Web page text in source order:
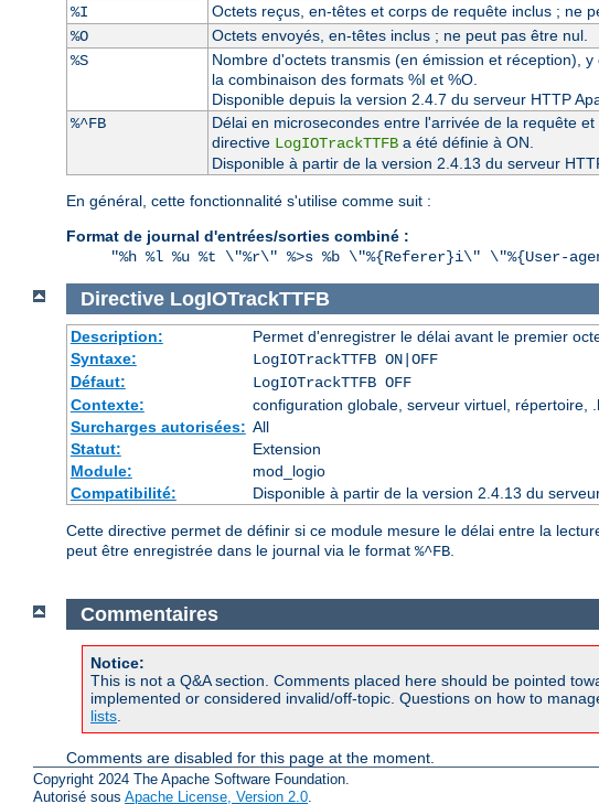
%I
Octets reçus, en-têtes et corps de requête inclus ; ne
%O
Octets envoyés, en-têtes inclus ; ne peut pas être nul.
%S
Nombre d'octets transmis (en émission et réception),
la combinaison des formats %I et %O.
Disponible depuis la version 2.4.7 du serveur HTTP
%^FB
Délai en microsecondes entre l'arrivée de la requête
directive LogIOTrackTTFBa été définie à ON.
Disponible à partir de la version 2.4.13 du serveur
En général, cette fonctionnalité s'utilise comme suit :
Format de journal d'entrées/sorties combiné :
"%h %l %u %t \"%r\" %>s %b \"%{Referer}i\" \"%{User-
Directive LogIOTrackTTFB
Description:
Permet d'enregistrer le délai avant le premier
Syntaxe:
LogIOTrackTTFB ON|OFF
Défaut:
LogIOTrackTTFB OFF
Contexte:
configuration globale, serveur virtuel, répertoire,
Surcharges autorisées: All
Statut:
Extension
Module:
mod_logio
Compatibilité:
Disponible à partir de la version 2.4.13 du
Cette directive permet de définir si ce module mesure le délai entre la
peut être enregistrée dans le journal via le format %^FB.
Commentaires
Notice:
This is not a Q&A section. Comments placed here should be pointed
implemented or considered invalid/off-topic. Questions on how to
lists.
Comments are disabled for this page at the moment.
Copyright 2024 The Apache Software Foundation.
Autorisé sous Apache License, Version 2.0.